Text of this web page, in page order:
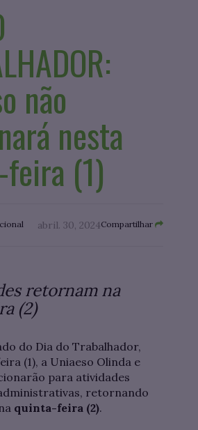
não
nesta
(1)
abril. 30, 2024Compartilhar
retornam na
(2)
do Dia do Trabalhador,
(1), a Uniaeso Olinda e
para atividades
retornando
quinta-feira (2).